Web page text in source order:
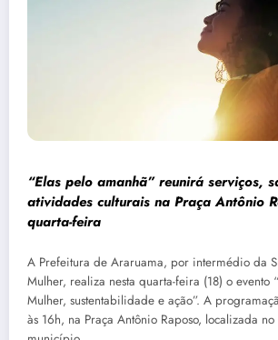
“Elas pelo amanhã” reunirá serviços,
atividades culturais na Praça Antônio
quarta-feira
A Prefeitura de Araruama, por intermédio da
Mulher, realiza nesta quarta-feira (18) o evento
Mulher, sustentabilidade e ação”. A
às 16h, na Praça Antônio Raposo, localizada